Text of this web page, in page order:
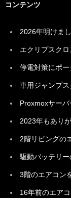
コンテンツ
2026年明けま
エクリプスク
停電対策にポ
車用ジャンプス
Proxmoxサー
2023年もあり
2階リビングの
駆動バッテリ
3階のエアコン
16年前のエア